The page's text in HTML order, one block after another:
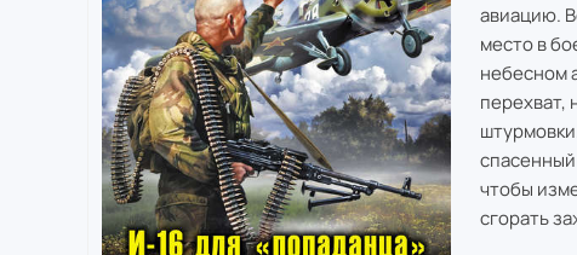
авиацию.
место в
небесном
перехват,
чтобы
сгорать